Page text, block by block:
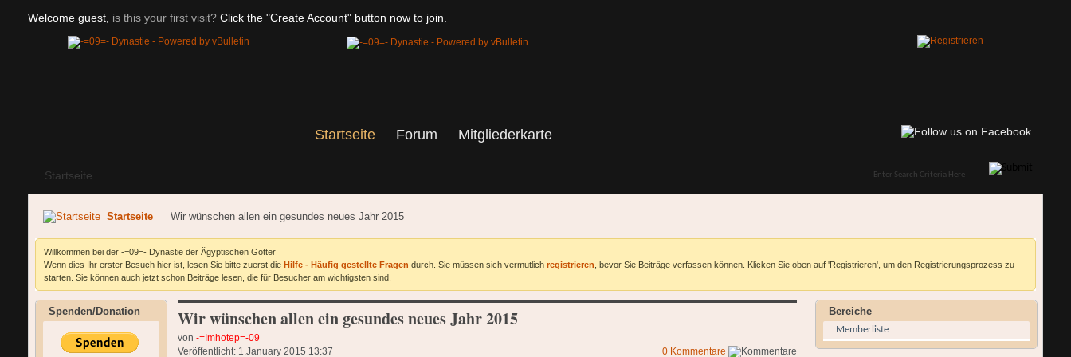
Welcome guest, is this your first visit? Click the "Create Account" button now to join.
Startseite
Startseite
Forum Mitgliederkarte
Startseite Wir wünschen allen ein gesundes neues Jahr 2015
Willkommen bei der -=09=- Dynastie der Ägyptischen Götter
Wenn dies Ihr erster Besuch hier ist, lesen Sie bitte zuerst die Hilfe - Häufig gestellte Fragen durch. Sie müssen sich vermutlich registrieren , bevor Sie Beiträge verfassen können. Klicken Sie oben auf 'Registrieren', um den Registrierungsprozess zu
starten. Sie können auch jetzt schon Beiträge lesen, die für Besucher am wichtigsten sind.
Spenden/Donation Wir wünschen allen ein gesundes neues Jahr 2015
von-=Imhotep=-09
Veröffentlicht: 1.January 2015 13:37
0 Kommentare
Bereiche
Memberliste